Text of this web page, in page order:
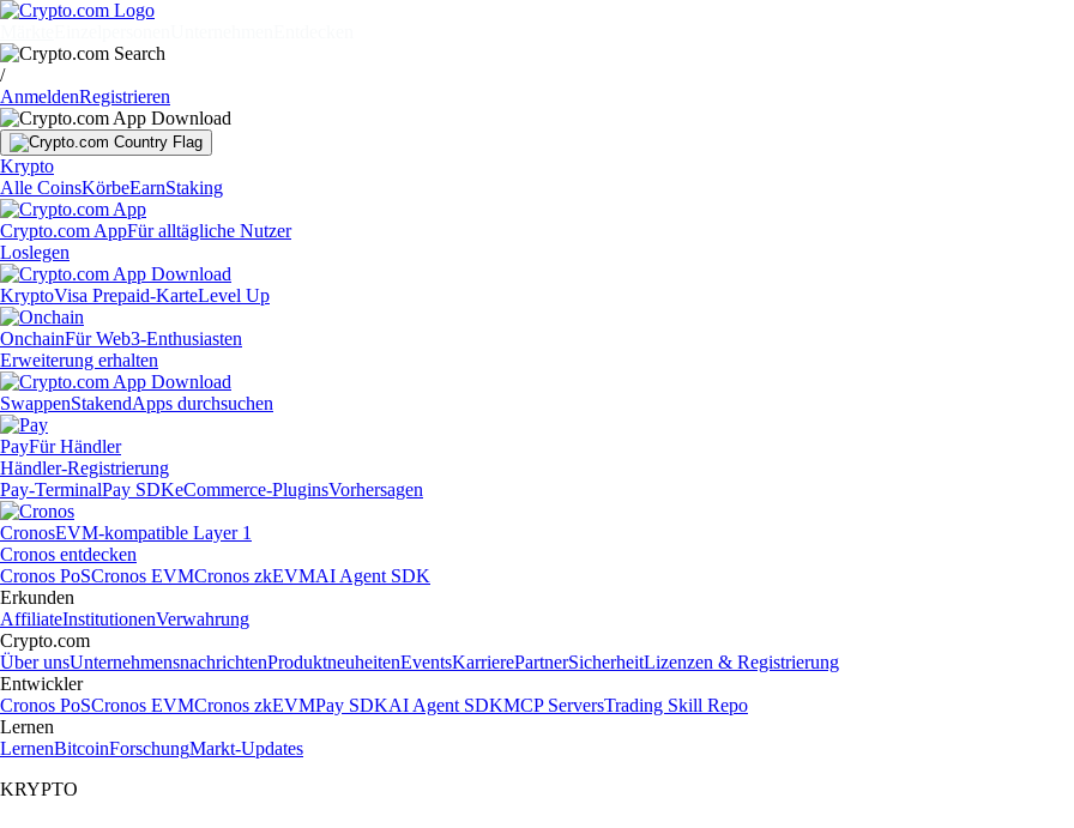
/
AnmeldenRegistrieren
Krypto
Alle CoinsKörbeEarnStaking
Crypto.com AppFür alltägliche Nutzer
Loslegen
KryptoVisa Prepaid-KarteLevel Up
OnchainFür Web3-Enthusiasten
Erweiterung erhalten
SwappenStakendApps durchsuchen
PayFür Händler
Händler-Registrierung
Pay-TerminalPay SDKeCommerce-PluginsVorhersagen
CronosEVM-kompatible Layer 1
Cronos entdecken
Cronos PoSCronos EVMCronos zkEVMAI Agent SDK
Erkunden
AffiliateInstitutionenVerwahrung
Crypto.com
Über unsUnternehmensnachrichtenProduktneuheitenEventsKarrierePartnerSicherheitLizenzen & Registrierung
Entwickler
Cronos PoSCronos EVMCronos zkEVMPay SDKAI Agent SDKMCP ServersTrading Skill Repo
Lernen
LernenBitcoinForschungMarkt-Updates
KRYPTO